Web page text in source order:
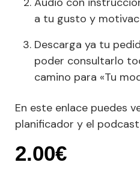
a tu gusto y
Descarga ya tu
poder consultarlo
camino para «Tu
En este enlace puedes
planificador y el
2.00€